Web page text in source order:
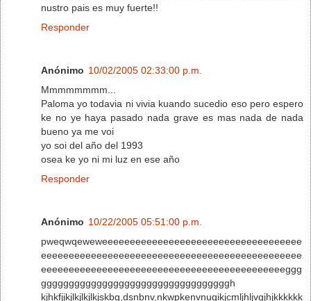
nustro pais es muy fuerte!!
Responder
Anónimo 10/02/2005 02:33:00 p.m.
Mmmmmmmm...
Paloma yo todavia ni vivia kuando sucedio eso pero espero
ke no ye haya pasado nada grave es mas nada de nada
bueno ya me voi
yo soi del año del 1993
osea ke yo ni mi luz en ese año
Responder
Anónimo 10/22/2005 05:51:00 p.m.
pweqwqeweweeeeeeeeeeeeeeeeeeeeeeeeeeeeeeeeeeee
eeeeeeeeeeeeeeeeeeeeeeeeeeeeeeeeeeeeeeeeeeeeeee
eeeeeeeeeeeeeeeeeeeeeeeeeeeeeeeeeeeeeeeeeeeeggg
ggggggggggggggggggggggggggggggggggh
kjhkfjjkjlkjlkjlkjskbg,dsnbnv,nkwpkenvnugikjcmljhljvgjhjkkkkkk